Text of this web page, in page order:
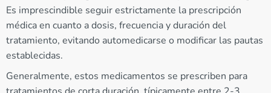
Es imprescindible seguir estrictamente la prescripción
médica en cuanto a dosis, frecuencia y duración del
tratamiento, evitando automedicarse o modificar las pautas
establecidas.
Generalmente, estos medicamentos se prescriben para